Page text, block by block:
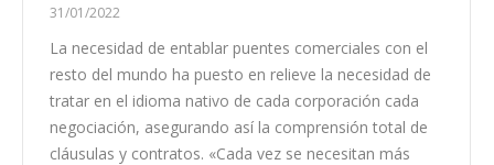
31/01/2022
La necesidad de entablar puentes comerciales con el
resto del mundo ha puesto en relieve la necesidad de
tratar en el idioma nativo de cada corporación cada
negociación, asegurando así la comprensión total de
cláusulas y contratos. «Cada vez se necesitan más